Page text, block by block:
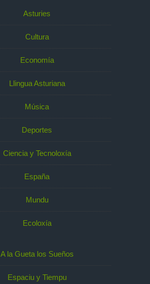
Asturies
Cultura
Economía
Llingua Asturiana
Música
Deportes
Ciencia y Tecnoloxía
España
Mundu
Ecoloxía
A la Gueta los Sueños
Espaciu y Tiempu